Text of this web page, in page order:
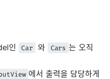
인 Car 와 Cars 는 오직
에서 출력을 담당하게